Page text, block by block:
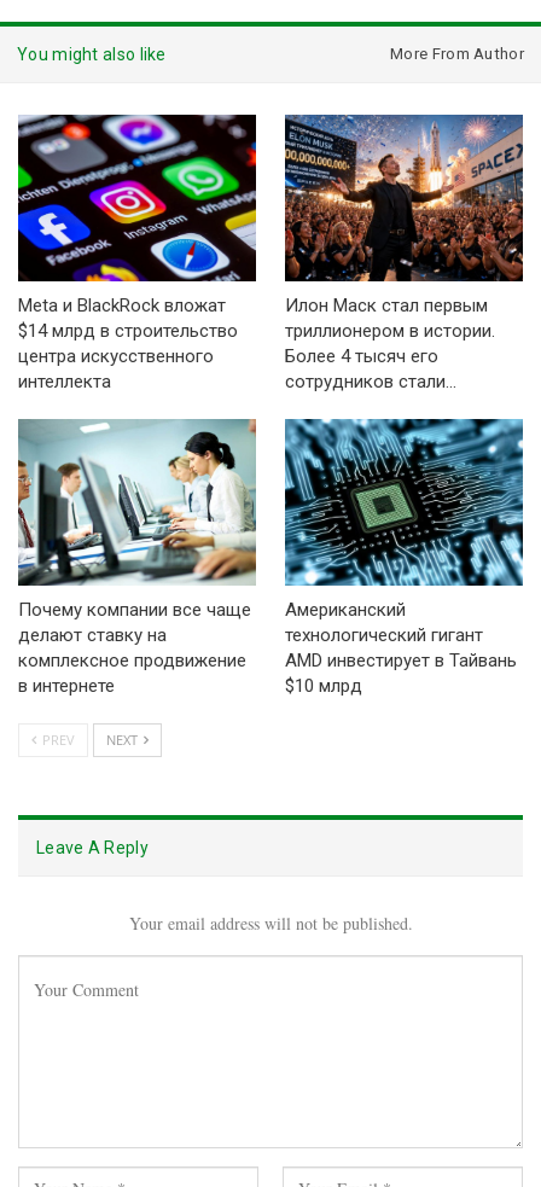
You might also like More From Author
Meta и BlackRock вложат
$14 млрд в строительство
центра искусственного
интеллекта
Илон Маск стал первым
триллионером в истории.
Более 4 тысяч его
сотрудников стали…
Почему компании все чаще
делают ставку на
комплексное продвижение
в интернете
Американский
технологический гигант
AMD инвестирует в Тайвань
$10 млрд
PREV NEXT
Leave A Reply
Your email address will not be published.